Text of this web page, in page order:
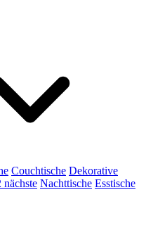
Couchtische Dekorative
nächste Nachttische Esstische